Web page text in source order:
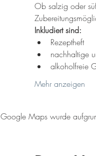
Ob salzig oder
Inkludiert sind:
Rezeptheft
nachhaltige
alkoholfreie
Mehr anzeigen
Google Maps wurde